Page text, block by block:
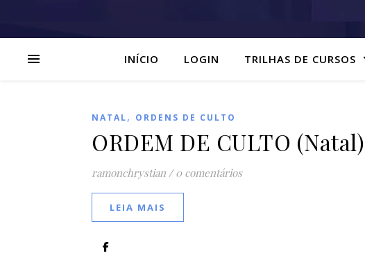
INÍCIO LOGIN TRILHAS DE CURSOS
NATAL, ORDENS DE CULTO
ORDEM DE CULTO
ramonchrystian / 0 comentários
LEIA MAIS